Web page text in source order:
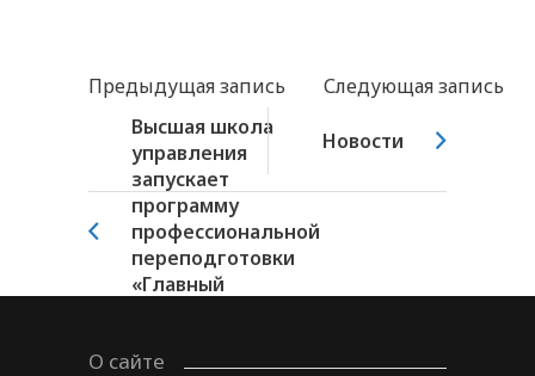
Предыдущая запись
Следующая запись
Высшая школа
управления
запускает
программу
профессиональной
переподготовки
«Главный
Новости
О сайте